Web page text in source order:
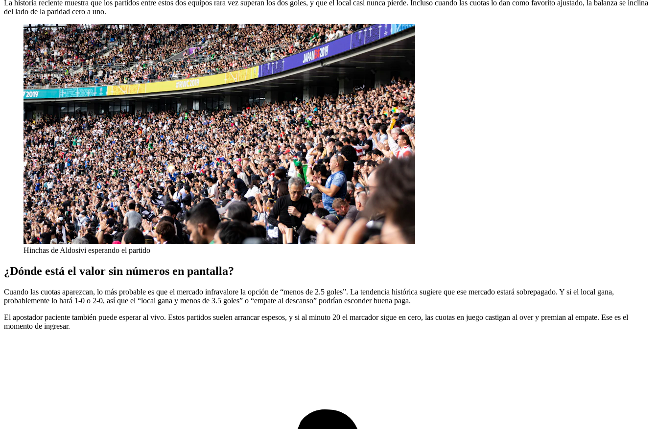
La historia reciente muestra que los partidos entre estos dos equipos rara vez superan los dos goles, y que el local casi nunca pierde. Incluso cuando las cuotas lo dan como favorito ajustado, la balanza se inclina
del lado de la paridad cero a uno.
Hinchas de Aldosivi esperando el partido
¿Dónde está el valor sin números en pantalla?
Cuando las cuotas aparezcan, lo más probable es que el mercado infravalore la opción de “menos de 2.5 goles”. La tendencia histórica sugiere que ese mercado estará sobrepagado. Y si el local gana,
probablemente lo hará 1-0 o 2-0, así que el “local gana y menos de 3.5 goles” o “empate al descanso” podrían esconder buena paga.
El apostador paciente también puede esperar al vivo. Estos partidos suelen arrancar espesos, y si al minuto 20 el marcador sigue en cero, las cuotas en juego castigan al over y premian al empate. Ese es el
momento de ingresar.